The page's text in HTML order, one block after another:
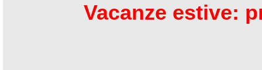
Vacanze estive: